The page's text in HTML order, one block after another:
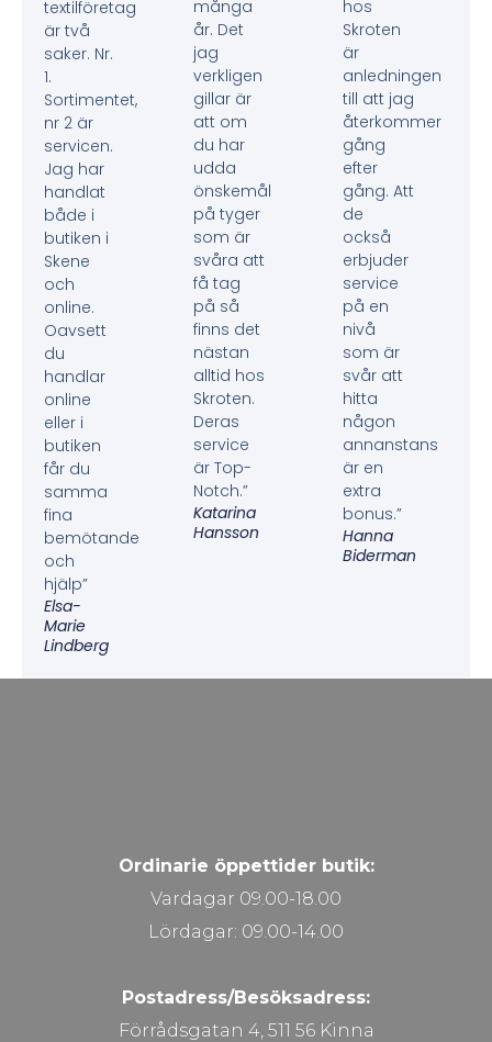
textilföretag
är två
saker. Nr.
1.
Sortimentet,
nr 2 är
servicen.
Jag har
handlat
både i
butiken i
Skene
och
online.
Oavsett
du
handlar
online
eller i
butiken
får du
samma
fina
bemötande
och
hjälp”
Elsa-
Marie
Lindberg
många
år. Det
jag
verkligen
gillar är
att om
du har
udda
önskemål
på tyger
som är
svåra att
få tag
på så
finns det
nästan
alltid hos
Skroten.
Deras
service
är Top-
Notch.”
Katarina
Hansson
hos
Skroten
är
anledningen
till att jag
återkommer
gång
efter
gång. Att
de
också
erbjuder
service
på en
nivå
som är
svår att
hitta
någon
annanstans
är en
extra
bonus.”
Hanna
Biderman
Ordinarie öppettider butik:
Vardagar 09.00-18.00
Lördagar: 09.00-14.00
Postadress/Besöksadress:
Förrådsgatan 4, 511 56 Kinna